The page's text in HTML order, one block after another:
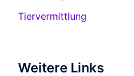
Tiervermittlung
Weitere Links